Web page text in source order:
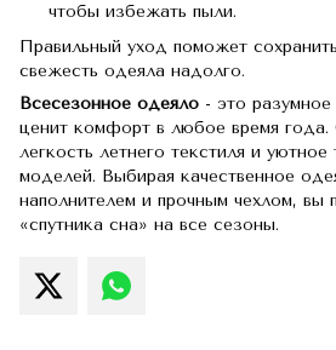
чтобы избежать пыли.
Правильный уход поможет
свежесть одеяла надолго.
Всесезонное одеяло - это
ценит комфорт в любое время года.
легкость летнего текстиля и уютное
моделей. Выбирая качественное
наполнителем и прочным чехлом, вы
«спутника сна» на все сезоны.